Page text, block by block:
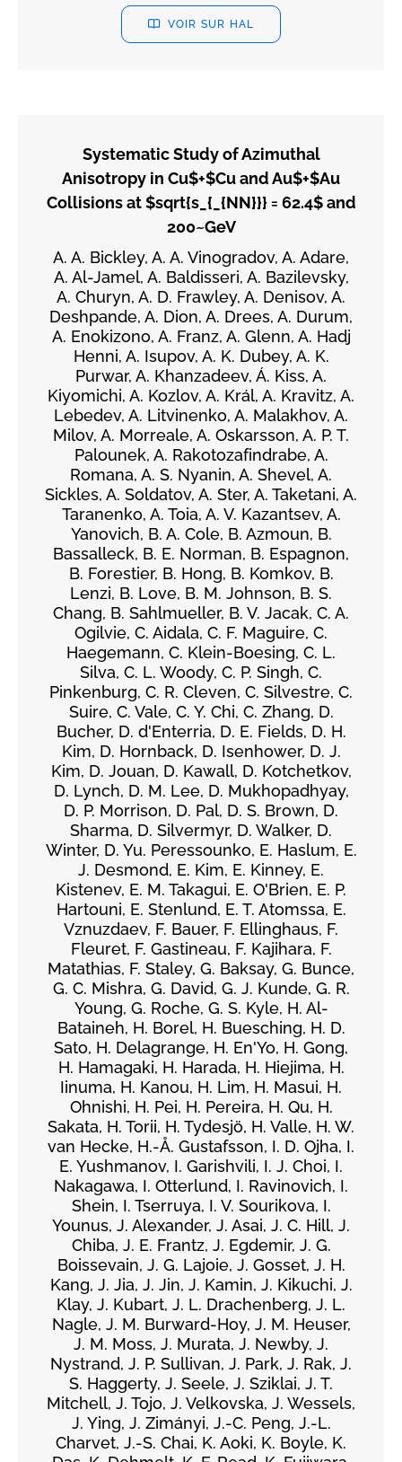
VOIR SUR HAL
Systematic Study of Azimuthal
Anisotropy in Cu$+$Cu and Au$+$Au
Collisions at $sqrt{s_{_{NN}}} = 62.4$ and
200~GeV
A. A. Bickley, A. A. Vinogradov, A. Adare,
A. Al-Jamel, A. Baldisseri, A. Bazilevsky,
A. Churyn, A. D. Frawley, A. Denisov, A.
Deshpande, A. Dion, A. Drees, A. Durum,
A. Enokizono, A. Franz, A. Glenn, A. Hadj
Henni, A. Isupov, A. K. Dubey, A. K.
Purwar, A. Khanzadeev, Á. Kiss, A.
Kiyomichi, A. Kozlov, A. Král, A. Kravitz, A.
Lebedev, A. Litvinenko, A. Malakhov, A.
Milov, A. Morreale, A. Oskarsson, A. P. T.
Palounek, A. Rakotozafindrabe, A.
Romana, A. S. Nyanin, A. Shevel, A.
Sickles, A. Soldatov, A. Ster, A. Taketani, A.
Taranenko, A. Toia, A. V. Kazantsev, A.
Yanovich, B. A. Cole, B. Azmoun, B.
Bassalleck, B. E. Norman, B. Espagnon,
B. Forestier, B. Hong, B. Komkov, B.
Lenzi, B. Love, B. M. Johnson, B. S.
Chang, B. Sahlmueller, B. V. Jacak, C. A.
Ogilvie, C. Aidala, C. F. Maguire, C.
Haegemann, C. Klein-Boesing, C. L.
Silva, C. L. Woody, C. P. Singh, C.
Pinkenburg, C. R. Cleven, C. Silvestre, C.
Suire, C. Vale, C. Y. Chi, C. Zhang, D.
Bucher, D. d'Enterria, D. E. Fields, D. H.
Kim, D. Hornback, D. Isenhower, D. J.
Kim, D. Jouan, D. Kawall, D. Kotchetkov,
D. Lynch, D. M. Lee, D. Mukhopadhyay,
D. P. Morrison, D. Pal, D. S. Brown, D.
Sharma, D. Silvermyr, D. Walker, D.
Winter, D. Yu. Peressounko, E. Haslum, E.
J. Desmond, E. Kim, E. Kinney, E.
Kistenev, E. M. Takagui, E. O'Brien, E. P.
Hartouni, E. Stenlund, E. T. Atomssa, E.
Vznuzdaev, F. Bauer, F. Ellinghaus, F.
Fleuret, F. Gastineau, F. Kajihara, F.
Matathias, F. Staley, G. Baksay, G. Bunce,
G. C. Mishra, G. David, G. J. Kunde, G. R.
Young, G. Roche, G. S. Kyle, H. Al-
Bataineh, H. Borel, H. Buesching, H. D.
Sato, H. Delagrange, H. En'Yo, H. Gong,
H. Hamagaki, H. Harada, H. Hiejima, H.
Iinuma, H. Kanou, H. Lim, H. Masui, H.
Ohnishi, H. Pei, H. Pereira, H. Qu, H.
Sakata, H. Torii, H. Tydesjö, H. Valle, H. W.
van Hecke, H.-Å. Gustafsson, I. D. Ojha, I.
E. Yushmanov, I. Garishvili, I. J. Choi, I.
Nakagawa, I. Otterlund, I. Ravinovich, I.
Shein, I. Tserruya, I. V. Sourikova, I.
Younus, J. Alexander, J. Asai, J. C. Hill, J.
Chiba, J. E. Frantz, J. Egdemir, J. G.
Boissevain, J. G. Lajoie, J. Gosset, J. H.
Kang, J. Jia, J. Jin, J. Kamin, J. Kikuchi, J.
Klay, J. Kubart, J. L. Drachenberg, J. L.
Nagle, J. M. Burward-Hoy, J. M. Heuser,
J. M. Moss, J. Murata, J. Newby, J.
Nystrand, J. P. Sullivan, J. Park, J. Rak, J.
S. Haggerty, J. Seele, J. Sziklai, J. T.
Mitchell, J. Tojo, J. Velkovska, J. Wessels,
J. Ying, J. Zimányi, J.-C. Peng, J.-L.
Charvet, J.-S. Chai, K. Aoki, K. Boyle, K.